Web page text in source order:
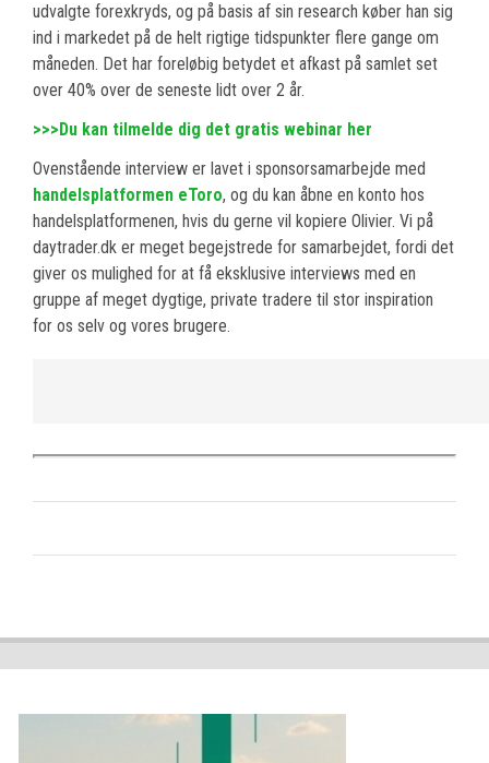
udvalgte forexkryds, og på basis af sin research køber han sig
ind i markedet på de helt rigtige tidspunkter flere gange om
måneden. Det har foreløbig betydet et afkast på samlet set
over 40% over de seneste lidt over 2 år.
>>>Du kan tilmelde dig det gratis webinar her
Ovenstående interview er lavet i sponsorsamarbejde med
handelsplatformen eToro, og du kan åbne en konto hos
handelsplatformenen, hvis du gerne vil kopiere Olivier. Vi på
daytrader.dk er meget begejstrede for samarbejdet, fordi det
giver os mulighed for at få eksklusive interviews med en
gruppe af meget dygtige, private tradere til stor inspiration
for os selv og vores brugere.